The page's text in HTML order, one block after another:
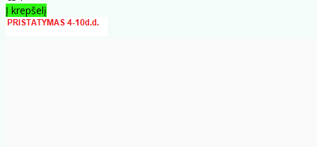
Į krepšelį